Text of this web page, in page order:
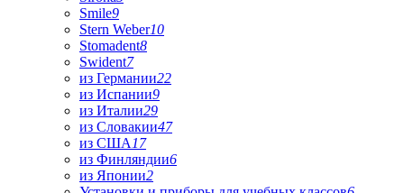
Smile9
Stern Weber10
Stomadent8
Swident7
из Германии22
из Испании9
из Италии29
из Словакии47
из США 17
из Финляндии6
из Японии2